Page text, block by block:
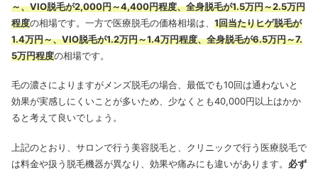
～、VIO脱毛が2,000円～4,400円程度、全身脱毛が1.5万円～2.5万円
程度の相場です。一方で医療脱毛の価格相場は、 1回当たりヒゲ脱毛が
1.4万円～、VIO脱毛が1.2万円～1.4万円程度、全身脱毛が6.5万円～7.
5万円程度の相場です。
毛の濃さによりますがメンズ脱毛の場合、最低でも10回は通わないと
効果が実感しにくいことが多いため、少なくとも40,000円以上はかか
ると考えて良いでしょう。
上記のとおり、サロンで行う美容脱毛と、クリニックで行う医療脱毛で
は料金や扱う脱毛機器が異なり、効果や痛みにも違いがあります。 必ず